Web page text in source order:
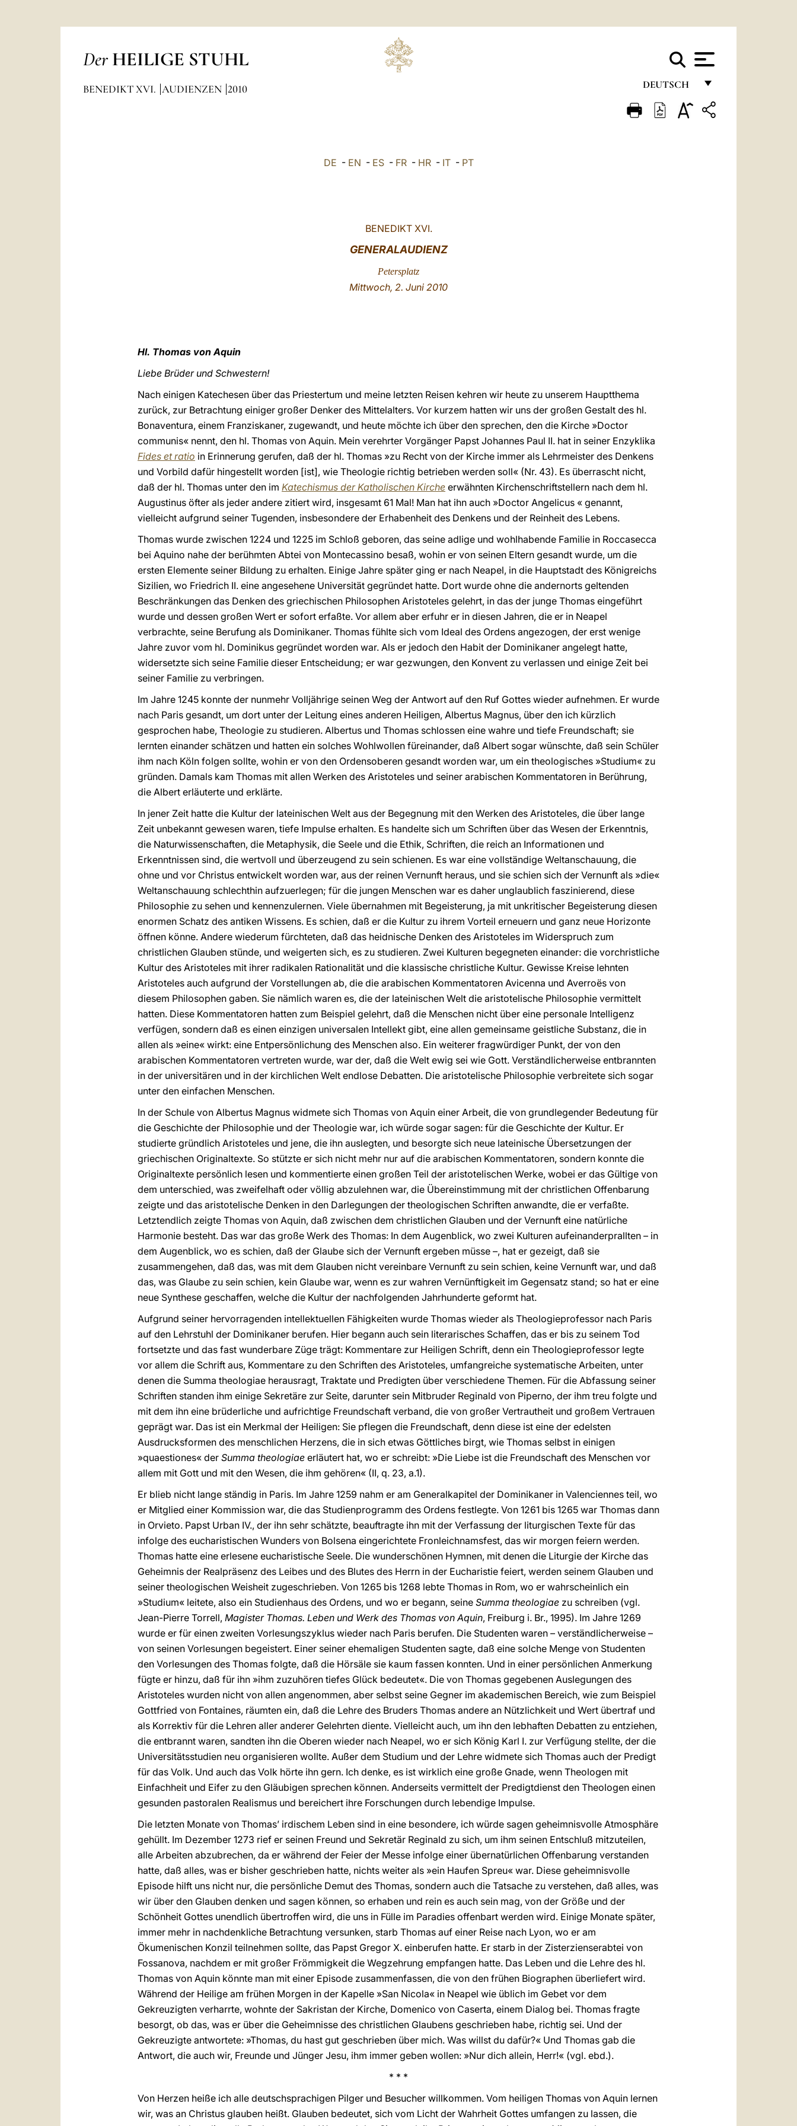
Der HEILIGE STUHL
DEUTSCH
FRANÇAIS
BENEDIKT XVI. AUDIENZEN 2010
DE - EN - ES- FR- HR- IT- PT
BENEDIKT XVI.
GENERALAUDIENZ
Petersplatz
Mittwoch, 2. Juni 2010
Hl. Thomas von Aquin
Liebe Brüder und Schwestern!
Nach einigen Katechesen über das Priestertum und meine letzten Reisen kehren wir heute zu unserem Hauptthema
zurück, zur Betrachtung einiger großer Denker des Mittelalters. Vor kurzem hatten wir uns der großen Gestalt des hl.
Bonaventura, einem Franziskaner, zugewandt, und heute möchte ich über den sprechen, den die Kirche »Doctor
communis« nennt, den hl. Thomas von Aquin. Mein verehrter Vorgänger Papst Johannes Paul II. hat in seiner Enzyklika
Fides et ratio in Erinnerung gerufen, daß der hl. Thomas »zu Recht von der Kirche immer als Lehrmeister des Denkens
und Vorbild dafür hingestellt worden [ist], wie Theologie richtig betrieben werden soll« (Nr. 43). Es überrascht nicht,
daß der hl. Thomas unter den im Katechismus der Katholischen Kirche erwähnten Kirchenschriftstellern nach dem hl.
Augustinus öfter als jeder andere zitiert wird, insgesamt 61 Mal! Man hat ihn auch »Doctor Angelicus « genannt,
vielleicht aufgrund seiner Tugenden, insbesondere der Erhabenheit des Denkens und der Reinheit des Lebens.
Thomas wurde zwischen 1224 und 1225 im Schloß geboren, das seine adlige und wohlhabende Familie in Roccasecca
bei Aquino nahe der berühmten Abtei von Montecassino besaß, wohin er von seinen Eltern gesandt wurde, um die
ersten Elemente seiner Bildung zu erhalten. Einige Jahre später ging er nach Neapel, in die Hauptstadt des Königreichs
Sizilien, wo Friedrich II. eine angesehene Universität gegründet hatte. Dort wurde ohne die andernorts geltenden
Beschränkungen das Denken des griechischen Philosophen Aristoteles gelehrt, in das der junge Thomas eingeführt
wurde und dessen großen Wert er sofort erfaßte. Vor allem aber erfuhr er in diesen Jahren, die er in Neapel
verbrachte, seine Berufung als Dominikaner. Thomas fühlte sich vom Ideal des Ordens angezogen, der erst wenige
Jahre zuvor vom hl. Dominikus gegründet worden war. Als er jedoch den Habit der Dominikaner angelegt hatte,
widersetzte sich seine Familie dieser Entscheidung; er war gezwungen, den Konvent zu verlassen und einige Zeit bei
seiner Familie zu verbringen.
Im Jahre 1245 konnte der nunmehr Volljährige seinen Weg der Antwort auf den Ruf Gottes wieder aufnehmen. Er wurde
nach Paris gesandt, um dort unter der Leitung eines anderen Heiligen, Albertus Magnus, über den ich kürzlich
gesprochen habe, Theologie zu studieren. Albertus und Thomas schlossen eine wahre und tiefe Freundschaft; sie
lernten einander schätzen und hatten ein solches Wohlwollen füreinander, daß Albert sogar wünschte, daß sein Schüler
ihm nach Köln folgen sollte, wohin er von den Ordensoberen gesandt worden war, um ein theologisches »Studium« zu
gründen. Damals kam Thomas mit allen Werken des Aristoteles und seiner arabischen Kommentatoren in Berührung,
die Albert erläuterte und erklärte.
In jener Zeit hatte die Kultur der lateinischen Welt aus der Begegnung mit den Werken des Aristoteles, die über lange
Zeit unbekannt gewesen waren, tiefe Impulse erhalten. Es handelte sich um Schriften über das Wesen der Erkenntnis,
die Naturwissenschaften, die Metaphysik, die Seele und die Ethik, Schriften, die reich an Informationen und
Erkenntnissen sind, die wertvoll und überzeugend zu sein schienen. Es war eine vollständige Weltanschauung, die
ohne und vor Christus entwickelt worden war, aus der reinen Vernunft heraus, und sie schien sich der Vernunft als »die«
Weltanschauung schlechthin aufzuerlegen; für die jungen Menschen war es daher unglaublich faszinierend, diese
Philosophie zu sehen und kennenzulernen. Viele übernahmen mit Begeisterung, ja mit unkritischer Begeisterung diesen
enormen Schatz des antiken Wissens. Es schien, daß er die Kultur zu ihrem Vorteil erneuern und ganz neue Horizonte
öffnen könne. Andere wiederum fürchteten, daß das heidnische Denken des Aristoteles im Widerspruch zum
christlichen Glauben stünde, und weigerten sich, es zu studieren. Zwei Kulturen begegneten einander: die vorchristliche
Kultur des Aristoteles mit ihrer radikalen Rationalität und die klassische christliche Kultur. Gewisse Kreise lehnten
Aristoteles auch aufgrund der Vorstellungen ab, die die arabischen Kommentatoren Avicenna und Averroës von
diesem Philosophen gaben. Sie nämlich waren es, die der lateinischen Welt die aristotelische Philosophie vermittelt
hatten. Diese Kommentatoren hatten zum Beispiel gelehrt, daß die Menschen nicht über eine personale Intelligenz
verfügen, sondern daß es einen einzigen universalen Intellekt gibt, eine allen gemeinsame geistliche Substanz, die in
allen als »eine« wirkt: eine Entpersönlichung des Menschen also. Ein weiterer fragwürdiger Punkt, der von den
arabischen Kommentatoren vertreten wurde, war der, daß die Welt ewig sei wie Gott. Verständlicherweise entbrannten
in der universitären und in der kirchlichen Welt endlose Debatten. Die aristotelische Philosophie verbreitete sich sogar
unter den einfachen Menschen.
In der Schule von Albertus Magnus widmete sich Thomas von Aquin einer Arbeit, die von grundlegender Bedeutung für
die Geschichte der Philosophie und der Theologie war, ich würde sogar sagen: für die Geschichte der Kultur. Er
studierte gründlich Aristoteles und jene, die ihn auslegten, und besorgte sich neue lateinische Übersetzungen der
griechischen Originaltexte. So stützte er sich nicht mehr nur auf die arabischen Kommentatoren, sondern konnte die
Originaltexte persönlich lesen und kommentierte einen großen Teil der aristotelischen Werke, wobei er das Gültige von
dem unterschied, was zweifelhaft oder völlig abzulehnen war, die Übereinstimmung mit der christlichen Offenbarung
zeigte und das aristotelische Denken in den Darlegungen der theologischen Schriften anwandte, die er verfaßte.
Letztendlich zeigte Thomas von Aquin, daß zwischen dem christlichen Glauben und der Vernunft eine natürliche
Harmonie besteht. Das war das große Werk des Thomas: In dem Augenblick, wo zwei Kulturen aufeinanderprallten – in
dem Augenblick, wo es schien, daß der Glaube sich der Vernunft ergeben müsse –, hat er gezeigt, daß sie
zusammengehen, daß das, was mit dem Glauben nicht vereinbare Vernunft zu sein schien, keine Vernunft war, und daß
das, was Glaube zu sein schien, kein Glaube war, wenn es zur wahren Vernünftigkeit im Gegensatz stand; so hat er eine
neue Synthese geschaffen, welche die Kultur der nachfolgenden Jahrhunderte geformt hat.
Aufgrund seiner hervorragenden intellektuellen Fähigkeiten wurde Thomas wieder als Theologieprofessor nach Paris
auf den Lehrstuhl der Dominikaner berufen. Hier begann auch sein literarisches Schaffen, das er bis zu seinem Tod
fortsetzte und das fast wunderbare Züge trägt: Kommentare zur Heiligen Schrift, denn ein Theologieprofessor legte
vor allem die Schrift aus, Kommentare zu den Schriften des Aristoteles, umfangreiche systematische Arbeiten, unter
denen die Summa theologiae herausragt, Traktate und Predigten über verschiedene Themen. Für die Abfassung seiner
Schriften standen ihm einige Sekretäre zur Seite, darunter sein Mitbruder Reginald von Piperno, der ihm treu folgte und
mit dem ihn eine brüderliche und aufrichtige Freundschaft verband, die von großer Vertrautheit und großem Vertrauen
geprägt war. Das ist ein Merkmal der Heiligen: Sie pflegen die Freundschaft, denn diese ist eine der edelsten
Ausdrucksformen des menschlichen Herzens, die in sich etwas Göttliches birgt, wie Thomas selbst in einigen
»quaestiones« der Summa theologiae erläutert hat, wo er schreibt: »Die Liebe ist die Freundschaft des Menschen vor
allem mit Gott und mit den Wesen, die ihm gehören« (II, q. 23, a.1).
Er blieb nicht lange ständig in Paris. Im Jahre 1259 nahm er am Generalkapitel der Dominikaner in Valenciennes teil, wo
er Mitglied einer Kommission war, die das Studienprogramm des Ordens festlegte. Von 1261 bis 1265 war Thomas dann
in Orvieto. Papst Urban IV., der ihn sehr schätzte, beauftragte ihn mit der Verfassung der liturgischen Texte für das
infolge des eucharistischen Wunders von Bolsena eingerichtete Fronleichnamsfest, das wir morgen feiern werden.
Thomas hatte eine erlesene eucharistische Seele. Die wunderschönen Hymnen, mit denen die Liturgie der Kirche das
Geheimnis der Realpräsenz des Leibes und des Blutes des Herrn in der Eucharistie feiert, werden seinem Glauben und
seiner theologischen Weisheit zugeschrieben. Von 1265 bis 1268 lebte Thomas in Rom, wo er wahrscheinlich ein
»Studium« leitete, also ein Studienhaus des Ordens, und wo er begann, seine Summa theologiae zu schreiben (vgl.
Jean-Pierre Torrell, Magister Thomas. Leben und Werk des Thomas von Aquin, Freiburg i. Br., 1995). Im Jahre 1269
wurde er für einen zweiten Vorlesungszyklus wieder nach Paris berufen. Die Studenten waren – verständlicherweise –
von seinen Vorlesungen begeistert. Einer seiner ehemaligen Studenten sagte, daß eine solche Menge von Studenten
den Vorlesungen des Thomas folgte, daß die Hörsäle sie kaum fassen konnten. Und in einer persönlichen Anmerkung
fügte er hinzu, daß für ihn »ihm zuzuhören tiefes Glück bedeutet«. Die von Thomas gegebenen Auslegungen des
Aristoteles wurden nicht von allen angenommen, aber selbst seine Gegner im akademischen Bereich, wie zum Beispiel
Gottfried von Fontaines, räumten ein, daß die Lehre des Bruders Thomas andere an Nützlichkeit und Wert übertraf und
als Korrektiv für die Lehren aller anderer Gelehrten diente. Vielleicht auch, um ihn den lebhaften Debatten zu entziehen,
die entbrannt waren, sandten ihn die Oberen wieder nach Neapel, wo er sich König Karl I. zur Verfügung stellte, der die
Universitätsstudien neu organisieren wollte. Außer dem Studium und der Lehre widmete sich Thomas auch der Predigt
für das Volk. Und auch das Volk hörte ihn gern. Ich denke, es ist wirklich eine große Gnade, wenn Theologen mit
Einfachheit und Eifer zu den Gläubigen sprechen können. Anderseits vermittelt der Predigtdienst den Theologen einen
gesunden pastoralen Realismus und bereichert ihre Forschungen durch lebendige Impulse.
Die letzten Monate von Thomas’ irdischem Leben sind in eine besondere, ich würde sagen geheimnisvolle Atmosphäre
gehüllt. Im Dezember 1273 rief er seinen Freund und Sekretär Reginald zu sich, um ihm seinen Entschluß mitzuteilen,
alle Arbeiten abzubrechen, da er während der Feier der Messe infolge einer übernatürlichen Offenbarung verstanden
hatte, daß alles, was er bisher geschrieben hatte, nichts weiter als »ein Haufen Spreu« war. Diese geheimnisvolle
Episode hilft uns nicht nur, die persönliche Demut des Thomas, sondern auch die Tatsache zu verstehen, daß alles, was
wir über den Glauben denken und sagen können, so erhaben und rein es auch sein mag, von der Größe und der
Schönheit Gottes unendlich übertroffen wird, die uns in Fülle im Paradies offenbart werden wird. Einige Monate später,
immer mehr in nachdenkliche Betrachtung versunken, starb Thomas auf einer Reise nach Lyon, wo er am
Ökumenischen Konzil teilnehmen sollte, das Papst Gregor X. einberufen hatte. Er starb in der Zisterzienserabtei von
Fossanova, nachdem er mit großer Frömmigkeit die Wegzehrung empfangen hatte. Das Leben und die Lehre des hl.
Thomas von Aquin könnte man mit einer Episode zusammenfassen, die von den frühen Biographen überliefert wird.
Während der Heilige am frühen Morgen in der Kapelle »San Nicola« in Neapel wie üblich im Gebet vor dem
Gekreuzigten verharrte, wohnte der Sakristan der Kirche, Domenico von Caserta, einem Dialog bei. Thomas fragte
besorgt, ob das, was er über die Geheimnisse des christlichen Glaubens geschrieben habe, richtig sei. Und der
Gekreuzigte antwortete: »Thomas, du hast gut geschrieben über mich. Was willst du dafür?« Und Thomas gab die
Antwort, die auch wir, Freunde und Jünger Jesu, ihm immer geben wollen: »Nur dich allein, Herr!« (vgl. ebd.).
* * *
Von Herzen heiße ich alle deutschsprachigen Pilger und Besucher willkommen. Vom heiligen Thomas von Aquin lernen
wir, was an Christus glauben heißt. Glauben bedeutet, sich vom Licht der Wahrheit Gottes umfangen zu lassen, die